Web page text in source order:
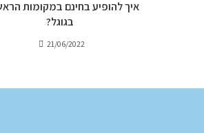
איך להופיע בחינם במקומות
בגוגל?
21/06/2022